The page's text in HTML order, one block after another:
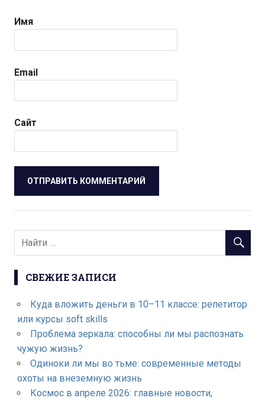
Имя
Email
Сайт
СВЕЖИЕ ЗАПИСИ
Куда вложить деньги в 10–11 классе: репетитор
или курсы soft skills
Проблема зеркала: способны ли мы распознать
чужую жизнь?
Одиноки ли мы во тьме: современные методы
охоты на внеземную жизнь
Космос в апреле 2026: главные новости,